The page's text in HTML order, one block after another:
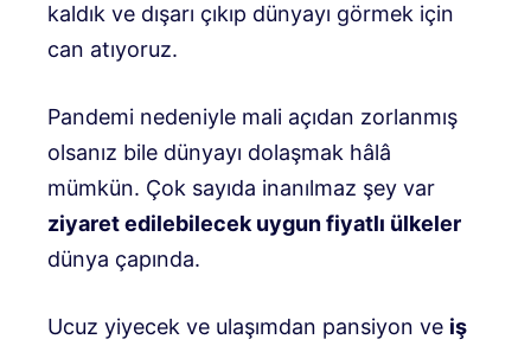
kaldık ve dışarı çıkıp dünyayı görmek için
can atıyoruz.
Pandemi nedeniyle mali açıdan zorlanmış
olsanız bile dünyayı dolaşmak hâlâ
mümkün. Çok sayıda inanılmaz şey var
ziyaret edilebilecek uygun fiyatlı ülkeler
dünya çapında.
Ucuz yiyecek ve ulaşımdan pansiyon ve iş